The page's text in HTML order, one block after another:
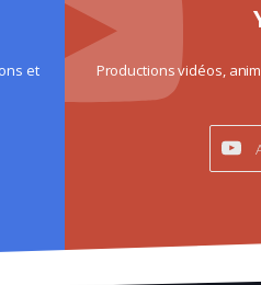
et
Productions vidéos,